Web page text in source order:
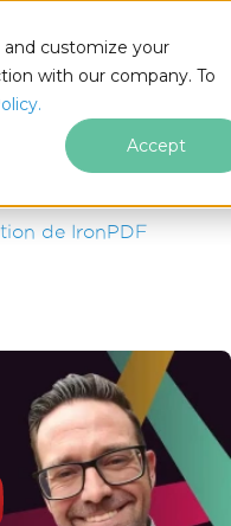
customize your
with our company. To
Accept
de IronPDF